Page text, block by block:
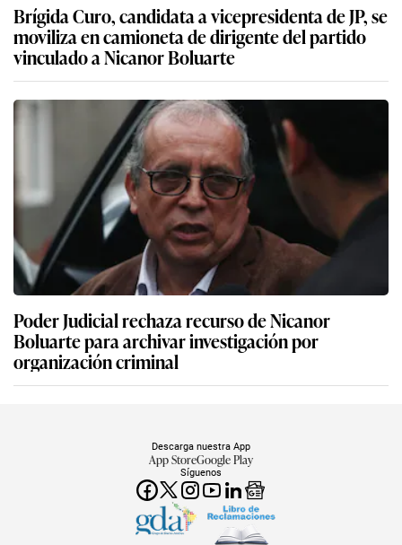
Brígida Curo, candidata a vicepresidenta de JP, se
moviliza en camioneta de dirigente del partido
vinculado a Nicanor Boluarte
Poder Judicial rechaza recurso de Nicanor
Boluarte para archivar investigación por
organización criminal
Síguenos
Descarga nuestra App
App StoreGoogle Play